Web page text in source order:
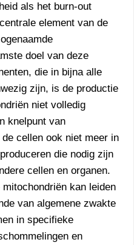
als het burn-out
element van de
doel van deze
die in bijna alle
zijn, is de productie
niet volledig
knelpunt van
cellen ook niet meer in
die nodig zijn
cellen en organen.
kan leiden
van algemene zwakte
in specifieke
en